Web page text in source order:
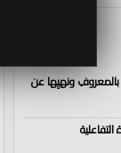
ونهيِها عن